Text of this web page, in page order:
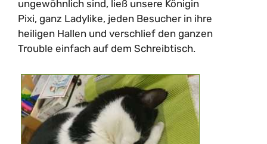
ungewöhnlich sind, ließ unsere Königin
Pixi, ganz Ladylike, jeden Besucher in ihre
heiligen Hallen und verschlief den ganzen
Trouble einfach auf dem Schreibtisch.